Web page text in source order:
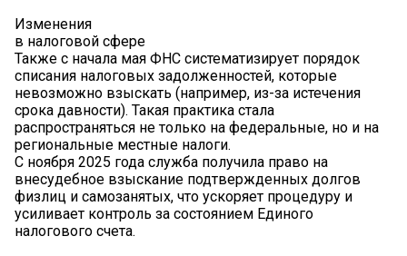
Изменения
в налоговой сфере
Также с начала мая ФНС систематизирует порядок
списания налоговых задолженностей, которые
невозможно взыскать (например, из-за истечения
срока давности). Такая практика стала
распространяться не только на федеральные, но и на
региональные местные налоги.
С ноября 2025 года служба получила право на
внесудебное взыскание подтвержденных долгов
физлиц и самозанятых, что ускоряет процедуру и
усиливает контроль за состоянием Единого
налогового счета.